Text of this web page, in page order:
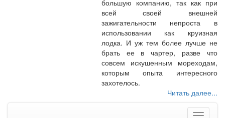
большую компанию, так как при
всей своей внешней
зажигательности непроста в
использовании как круизная
лодка. И уж тем более лучше не
брать ее в чартер, разве что
совсем искушенным мореходам,
которым опыта интересного
захотелось.
Читать далее...